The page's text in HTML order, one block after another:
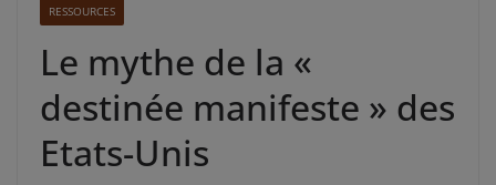
RESSOURCES
Le mythe de la «
destinée manifeste » des
Etats-Unis